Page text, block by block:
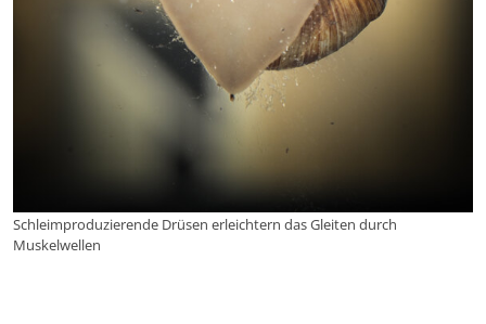
Schleimproduzierende Drüsen erleichtern das Gleiten durch
Muskelwellen